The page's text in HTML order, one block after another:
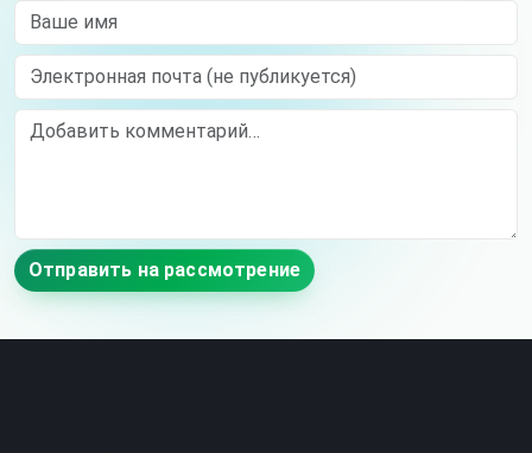
Ваше имя
Электронная почта (не публикуется)
Comment
Отправить на рассмотрение